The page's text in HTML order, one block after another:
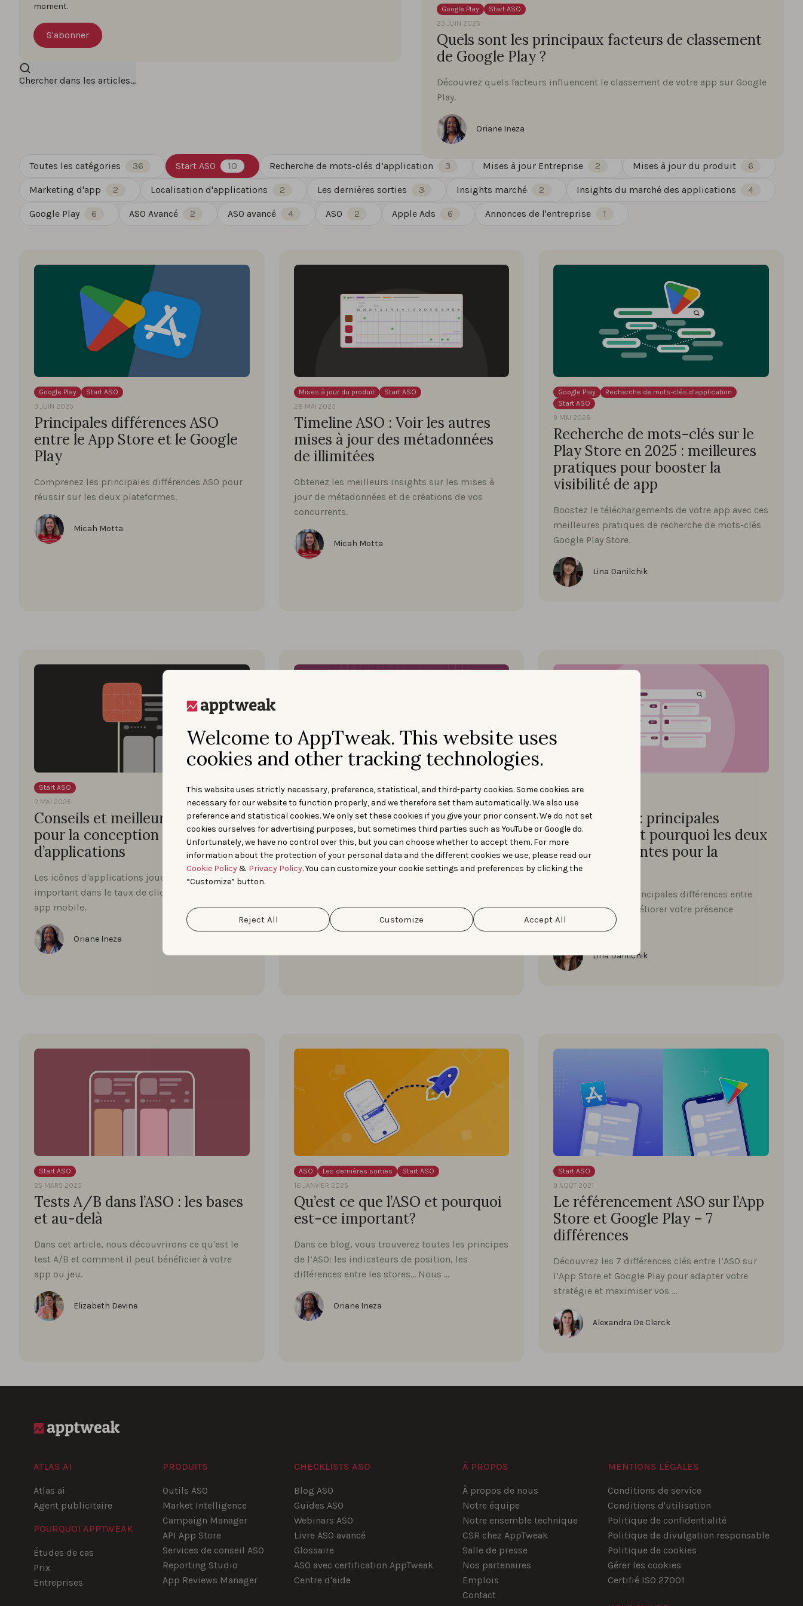
Welcome to AppTweak. This website uses
cookies and other tracking technologies.
This website uses strictly necessary, preference, statistical, and third-party cookies. Some cookies are
necessary for our website to function properly, and we therefore set them automatically. We also use
preference and statistical cookies. We only set these cookies if you give your prior consent. We do not set
cookies ourselves for advertising purposes, but sometimes third parties such as YouTube or Google do.
Unfortunately, we have no control over this, but you can choose whether to accept them. For more
information about the protection of your personal data and the different cookies we use, please read our
Cookie Policy& Privacy Policy. You can customize your cookie settings and preferences by clicking the
“Customize” button.
Reject All Customize Accept All
moment.
Chercher dans les articles...
Toutes les catégories 36 Start ASO 10 Recherche de mots-clés d’application 3 Mises à jour Entreprise 2 Mises à jour du produit 6
Marketing d'app 2 Localisation d'applications 2 Les dernières sorties 3 Insights marché 2 Insights du marché des applications 4
Google Play 6 ASO Avancé 2 ASO avancé 4 ASO 2 Apple Ads 6 Annonces de l'entreprise 1
Google Play
Start ASO
23 JUIN 2025
Quels sont les principaux facteurs de classement
de Google Play ?
Découvrez quels facteurs influencent le classement de votre app sur Google
Play.
Oriane Ineza
Google Play
Start ASO
3 JUIN 2025
Principales différences ASO
entre le App Store et le Google
Play
Comprenez les principales différences ASO pour
réussir sur les deux plateformes.
Micah Motta
Mises à jour du produit
Start ASO
28 MAI 2025
Timeline ASO : Voir les autres
mises à jour des métadonnées
de illimitées
Obtenez les meilleurs insights sur les mises à
jour de métadonnées et de créations de vos
concurrents.
Micah Motta
Google Play
Recherche de mots-clés d’application
Start ASO
9 MAI 2025
Recherche de mots-clés sur le
Play Store en 2025 : meilleures
pratiques pour booster la
visibilité de app
Boostez le téléchargements de votre app avec ces
meilleures pratiques de recherche de mots-clés
Google Play Store.
Lina Danilchik
Start ASO
2 MAI 2025
Conseils et meilleures pratiques
pour la conception d’icônes
d’applications
Les icônes d'applications jouent un rôle très
important dans le taux de clics (CTR) de votre
app mobile.
Oriane Ineza
Start ASO
9 AVRIL 2025
Comment optimiser vos
captures d’écran app :
meilleures pratiques
store approuvées par les experts.
Start ASO
31 MARS 2025
ASO vs. SEO : principales
différences et pourquoi les deux
sont importantes pour la
croissance
Plongez dans les principales différences entre
ASO et SEO pour améliorer votre présence
numérique.
Lina Danilchik
Start ASO
25 MARS 2025
Tests A/B dans l’ASO : les bases
et au-delà
Dans cet article, nous découvrirons ce qu'est le
test A/B et comment il peut bénéficier à votre
app ou jeu.
Elizabeth Devine
ASO Les dernières sorties
Start ASO
16 JANVIER 2025
Qu’est ce que l’ASO et pourquoi
est-ce important?
Dans ce blog, vous trouverez toutes les principes
de l’ASO: les indicateurs de position, les
différences entre les stores… Nous …
Oriane Ineza
Start ASO
9 AOÛT 2021
Le référencement ASO sur l’App
Store et Google Play – 7
différences
Découvrez les 7 différences clés entre l’ASO sur
l’App Store et Google Play pour adapter votre
stratégie et maximiser vos …
Alexandra De Clerck
ATLAS AI
Atlas ai
Agent publicitaire
POURQUOI APPTWEAK
Études de cas
Prix
Entreprises
PRODUITS
Outils ASO
Market Intelligence
Campaign Manager
API App Store
Services de conseil ASO
Reporting Studio
App Reviews Manager
CHECKLISTS ASO
Blog ASO
Guides ASO
Webinars ASO
Livre ASO avancé
Glossaire
ASO avec certification AppTweak
Centre d'aide
À PROPOS
À propos de nous
Notre équipe
Notre ensemble technique
CSR chez AppTweak
Salle de presse
Nos partenaires
Emplois
Contact
MENTIONS LÉGALES
Conditions de service
Conditions d'utilisation
Politique de confidentialité
Politique de divulgation responsable
Politique de cookies
Gérer les cookies
Certifié ISO 27001